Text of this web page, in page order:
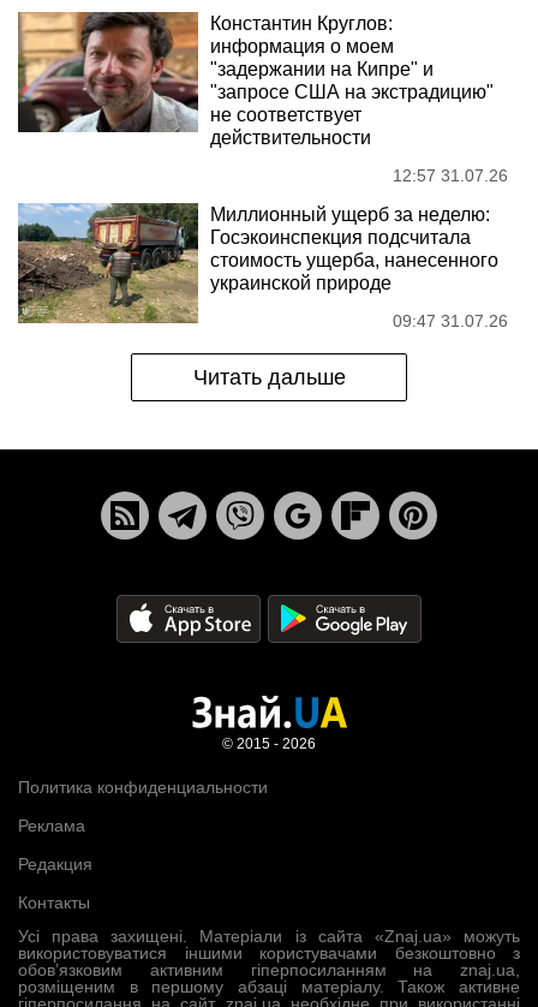
Константин Круглов:
информация о моем
"задержании на Кипре" и
"запросе США на экстрадицию"
не соответствует
действительности
12:57 31.07.26
Миллионный ущерб за неделю:
Госэкоинспекция подсчитала
стоимость ущерба, нанесенного
украинской природе
09:47 31.07.26
Читать дальше
Усі права захищені. Матеріали із сайта «Znaj.ua» можуть
використовуватися іншими користувачами безкоштовно з
обов’язковим активним гіперпосиланням на znaj.ua,
розміщеним в першому абзаці матеріалу. Також активне
Политика конфиденциальности
Реклама
Редакция
Контакты
© 2015 - 2026